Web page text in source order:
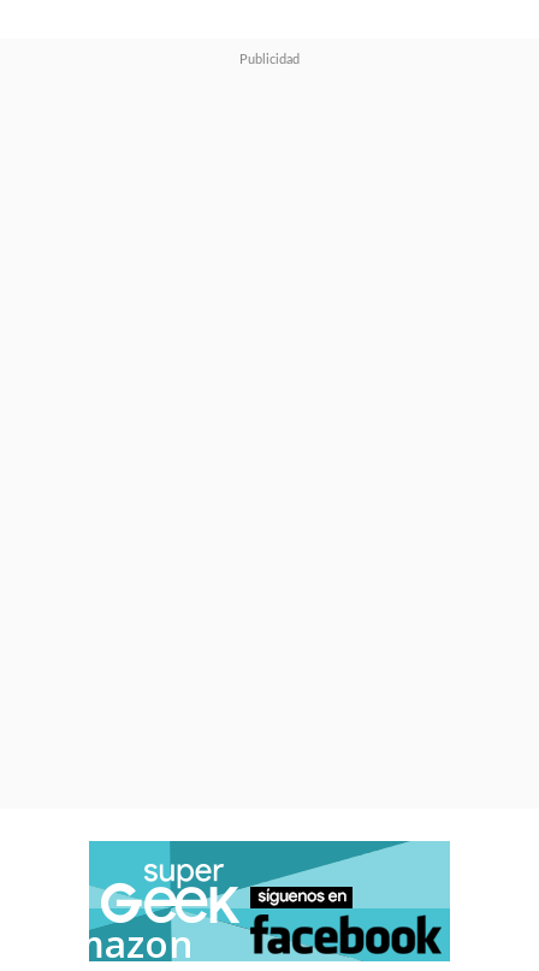
Amazon